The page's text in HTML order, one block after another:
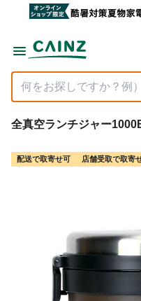
全真空ランチジャー
配送で取寄せ可 店舗受取で取寄